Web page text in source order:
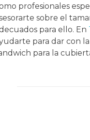
profesionales
sobre el
para ello. En
para dar con
para la